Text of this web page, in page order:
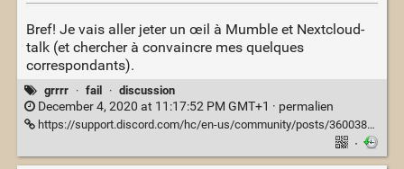
Bref! Je vais aller jeter un œil à Mumble et Nextcloud-
talk (et chercher à convaincre mes quelques
correspondants).
grrrr · fail · discussion
December 4, 2020 at 11:17:52 PM GMT+1 · permalien
https://support.discord.com/hc/en-us/community/posts/360038991112-Less-updates-disable-auto-update-or-scheduled-updates-
·